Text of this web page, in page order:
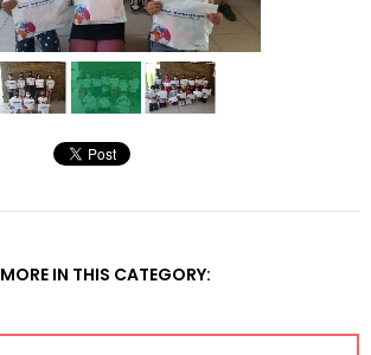
MORE IN THIS CATEGORY: